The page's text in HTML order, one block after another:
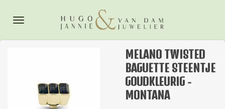
direct
MELANO TWISTED
BAGUETTE STEENTJE
GOUDKLEURIG -
MONTANA